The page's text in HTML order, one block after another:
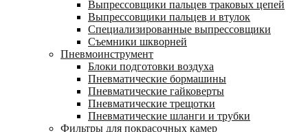
Выпрессовщики пальцев траковых цепей
Выпрессовщики пальцев и втулок
Специализированные выпрессовщики
Cъемники шкворней
Пневмоинструмент
Блоки подготовки воздуха
Пневматические бормашины
Пневматические гайковерты
Пневматические трещотки
Пневматические шланги и трубки
Фильтры для покрасочных камер